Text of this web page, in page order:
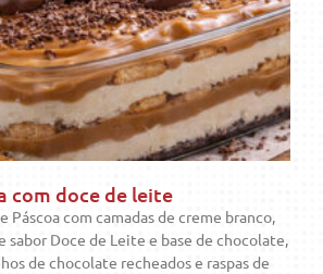
com doce de leite
Páscoa com camadas de creme branco,
sabor Doce de Leite e base de chocolate,
de chocolate recheados e raspas de